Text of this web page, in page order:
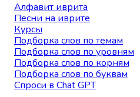
Алфавит иврита
Песни на иврите
Курсы
Подборка слов по темам
Подборка слов по уровням
Подборка слов по корням
Подборка слов по буквам
Спроси в Chat GPT